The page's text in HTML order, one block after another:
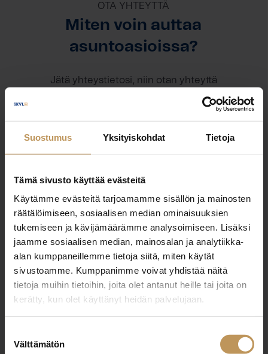
Suostumus Yksityiskohdat Tietoja
Tämä sivusto käyttää evästeitä
Käytämme evästeitä tarjoamamme sisällön ja mainosten
räätälöimiseen, sosiaalisen median ominaisuuksien
tukemiseen ja kävijämäärämme analysoimiseen. Lisäksi
jaamme sosiaalisen median, mainosalan ja analytiikka-
alan kumppaneillemme tietoja siitä, miten käytät
sivustoamme. Kumppanimme voivat yhdistää näitä
tietoja muihin tietoihin, joita olet antanut heille tai joita on
kerätty, kun olet käyttänyt heidän palvelujaan.
valinta
Välttämätön
OTA YHTEYTTÄ
Miten voin auttaa
asuntoasioissa?
Jätä yhteystietosi, niin otan yhteyttä
Eija Rouvali
eija.rouvali@kotilkv.fi
" näyttää pakolliset kentät
Aihe
Nimi*